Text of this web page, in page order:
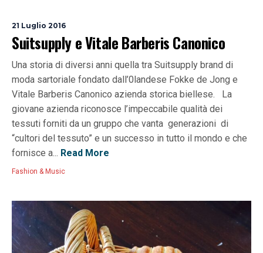
21 Luglio 2016
Suitsupply e Vitale Barberis Canonico
Una storia di diversi anni quella tra Suitsupply brand di
moda sartoriale fondato dall’0landese Fokke de Jong e
Vitale Barberis Canonico azienda storica biellese. La
giovane azienda riconosce l’impeccabile qualità dei
tessuti forniti da un gruppo che vanta generazioni di
“cultori del tessuto” e un successo in tutto il mondo e che
fornisce a... Read More
Fashion & Music